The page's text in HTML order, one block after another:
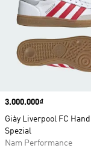
Price
3.000.000₫
Giày Liverpool FC
Spezial
Nam Performance